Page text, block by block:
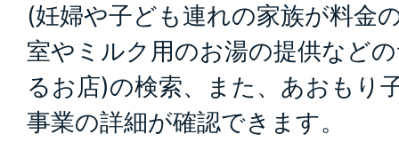
(妊婦や子ども連れの家族が料金
室やミルク用のお湯の提供など
るお店)の検索、また、あおもり
事業の詳細が確認できます。